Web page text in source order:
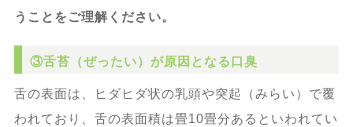
うことをご理解ください。
③舌苔（ぜったい）が原因となる口臭
舌の表面は、ヒダヒダ状の乳頭や突起（みらい）で覆
われており、舌の表面積は畳10畳分あるといわれてい